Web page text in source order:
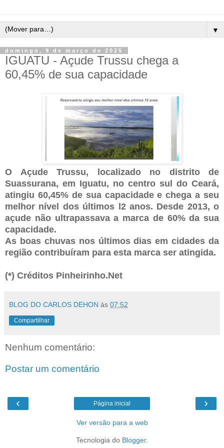
▼
domingo, 9 de março de 2025
IGUATU - Açude Trussu chega a
60,45% de sua capacidade
O Açude Trussu, localizado no distrito de
Suassurana, em Iguatu, no centro sul do Ceará,
atingiu 60,45% de sua capacidade e chega a seu
melhor nível dos últimos l2 anos. Desde 2013, o
açude não ultrapassava a marca de 60% da sua
capacidade.
As boas chuvas nos últimos dias em cidades da
região contribuíram para esta marca ser atingida.
(*) Créditos Pinheirinho.Net
BLOG DO CARLOS DEHON às 07:52
Compartilhar
Nenhum comentário:
Postar um comentário
‹ ›
Página inicial
Ver versão para a web
Tecnologia do Blogger.